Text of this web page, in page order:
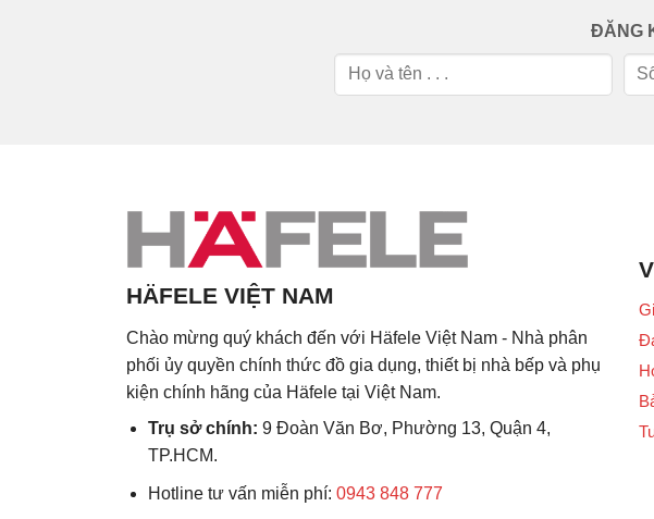
ĐĂNG
HÄFELE VIỆT NAM
Chào mừng quý khách đến với Häfele Việt Nam - Nhà phân
phối ủy quyền chính thức đồ gia dụng, thiết bị nhà bếp và phụ
kiện chính hãng của Häfele tại Việt Nam.
Trụ sở chính: 9 Đoàn Văn Bơ, Phường 13, Quận 4,
TP.HCM.
Hotline tư vấn miễn phí:0943 848 777